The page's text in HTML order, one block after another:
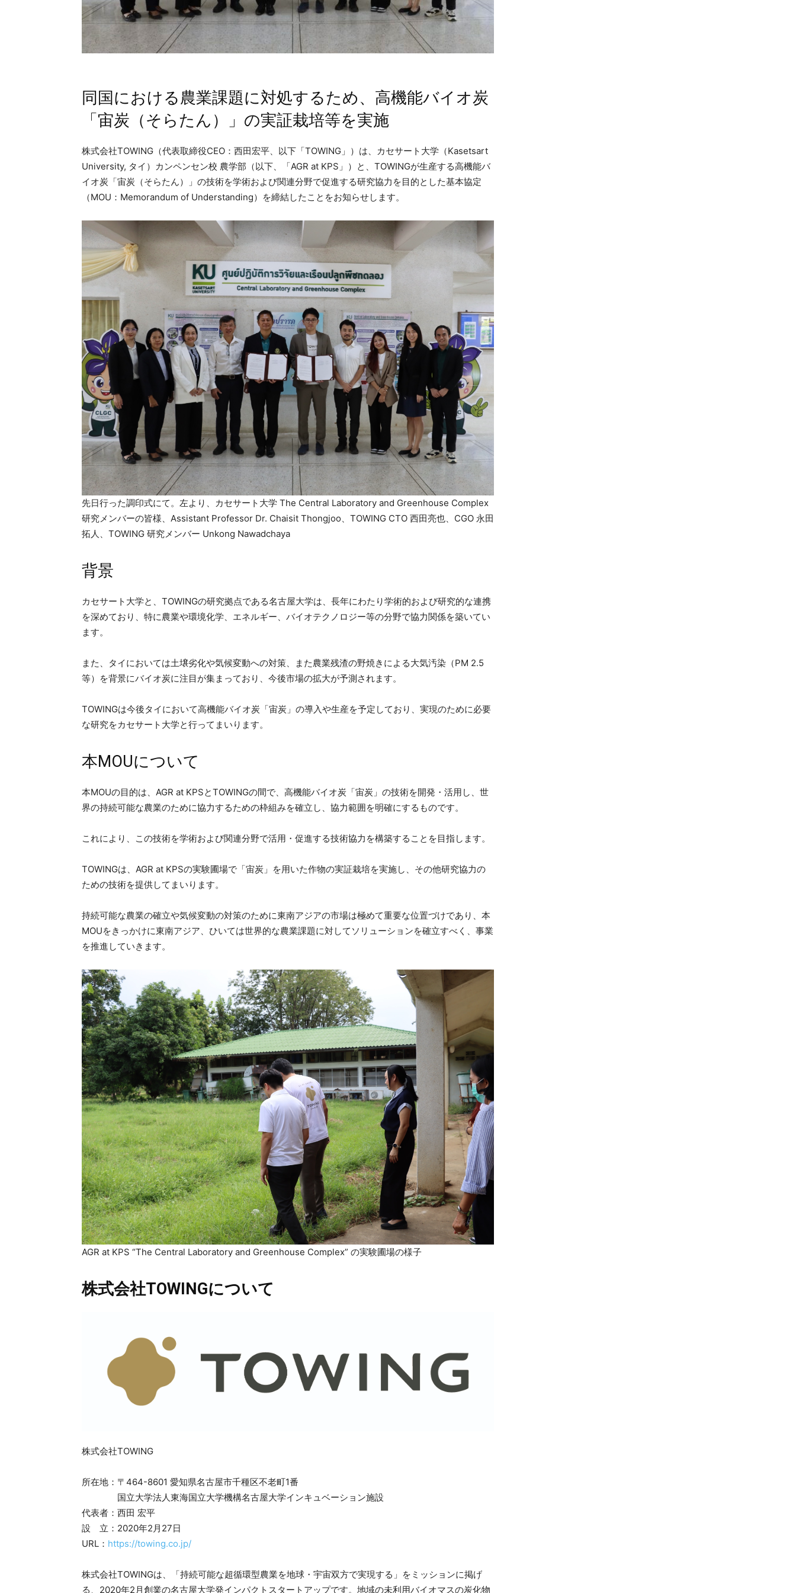
同国における農業課題に対処するため、高機能バイオ炭
「宙炭（そらたん）」の実証栽培等を実施
株式会社TOWING（代表取締役CEO：西田宏平、以下「TOWING」）は、カセサート大学（Kasetsart
University, タイ）カンペンセン校 農学部（以下、「AGR at KPS」）と、TOWINGが生産する高機能バ
イオ炭「宙炭（そらたん）」の技術を学術および関連分野で促進する研究協力を目的とした基本協定
（MOU：Memorandum of Understanding）を締結したことをお知らせします。
先日行った調印式にて。左より、カセサート大学 The Central Laboratory and Greenhouse Complex
研究メンバーの皆様、Assistant Professor Dr. Chaisit Thongjoo、TOWING CTO 西田亮也、CGO 永田
拓人、TOWING 研究メンバー Unkong Nawadchaya
背景
カセサート大学と、TOWINGの研究拠点である名古屋大学は、長年にわたり学術的および研究的な連携
を深めており、特に農業や環境化学、エネルギー、バイオテクノロジー等の分野で協力関係を築いてい
ます。
また、タイにおいては土壌劣化や気候変動への対策、また農業残渣の野焼きによる大気汚染（PM 2.5
等）を背景にバイオ炭に注目が集まっており、今後市場の拡大が予測されます。
TOWINGは今後タイにおいて高機能バイオ炭「宙炭」の導入や生産を予定しており、実現のために必要
な研究をカセサート大学と行ってまいります。
本MOUについて
本MOUの目的は、AGR at KPSとTOWINGの間で、高機能バイオ炭「宙炭」の技術を開発・活用し、世
界の持続可能な農業のために協力するための枠組みを確立し、協力範囲を明確にするものです。
これにより、この技術を学術および関連分野で活用・促進する技術協力を構築することを目指します。
TOWINGは、AGR at KPSの実験圃場で「宙炭」を用いた作物の実証栽培を実施し、その他研究協力の
ための技術を提供してまいります。
持続可能な農業の確立や気候変動の対策のために東南アジアの市場は極めて重要な位置づけであり、本
MOUをきっかけに東南アジア、ひいては世界的な農業課題に対してソリューションを確立すべく、事業
を推進していきます。
AGR at KPS “The Central Laboratory and Greenhouse Complex” の実験圃場の様子
株式会社TOWINGについて
株式会社TOWING
所在地：〒464-8601 愛知県名古屋市千種区不老町1番
国立大学法人東海国立大学機構名古屋大学インキュベーション施設
代表者：西田 宏平
設 立：2020年2月27日
URL： https://towing.co.jp/
株式会社TOWINGは、「持続可能な超循環型農業を地球・宇宙双方で実現する」をミッションに掲げ
る、2020年2月創業の名古屋大学発インパクトスタートアップです。地域の未利用バイオマスの炭化物